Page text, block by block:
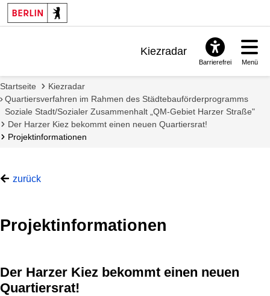
Kiezradar
Barrierefrei Menü
Startseite
Kiezradar
Quartiersverfahren im Rahmen des Städtebauförderprogramms
Soziale Stadt/Sozialer Zusammenhalt „QM-Gebiet Harzer Straße"
Der Harzer Kiez bekommt einen neuen Quartiersrat!
Projektinformationen
zurück
Projektinformationen
Der Harzer Kiez bekommt einen neuen
Quartiersrat!